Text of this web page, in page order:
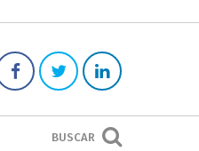
BUSCAR